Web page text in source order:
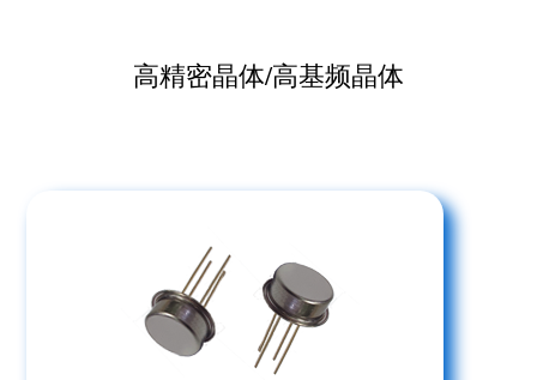
高精密晶体/高基频晶体